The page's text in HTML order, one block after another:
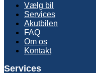
Vælg bil
Services
Akutbilen
FAQ
Om os
Kontakt
Services